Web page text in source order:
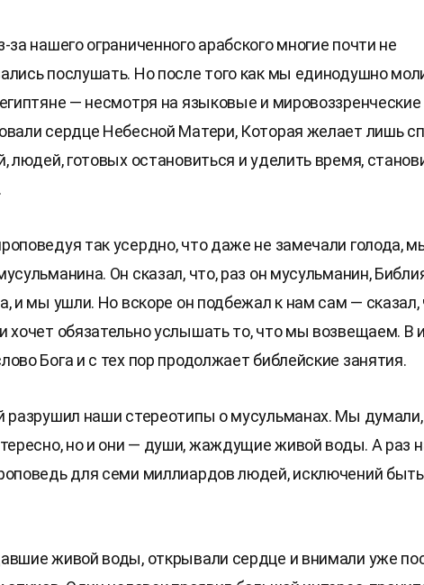
за нашего ограниченного арабского многие почти не
послушать. Но после того как мы единодушно
— несмотря на языковые и
сердце Небесной Матери, Которая желает лишь
людей, готовых остановиться и уделить время,
так усердно, что даже не замечали голода,
Он сказал, что, раз он мусульманин,
и мы ушли. Но вскоре он подбежал к нам сам — сказал,
хочет обязательно услышать то, что мы возвещаем. В
Бога и с тех пор продолжает библейские занятия.
разрушил наши стереотипы о мусульманах. Мы
но и они — души, жаждущие живой воды. А раз
для семи миллиардов людей, исключений
живой воды, открывали сердце и внимали уже